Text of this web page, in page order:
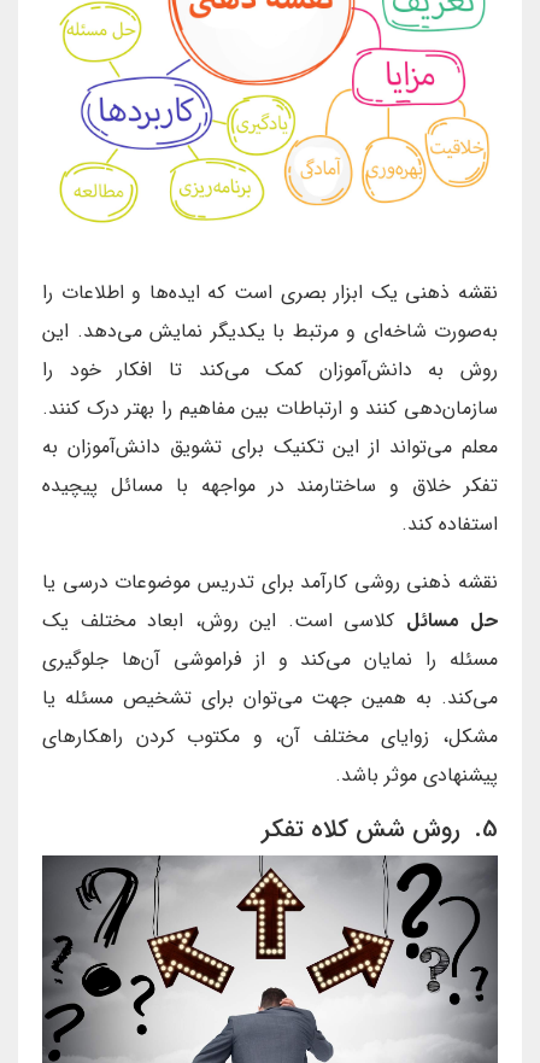
نقشه ذهنی یک ابزار بصری است که ایده‌ها و اطلاعات را
به‌صورت شاخه‌ای و مرتبط با یکدیگر نمایش می‌دهد. این
روش به دانش‌آموزان کمک می‌کند تا افکار خود را
سازمان‌دهی کنند و ارتباطات بین مفاهیم را بهتر درک کنند.
معلم می‌تواند از این تکنیک برای تشویق دانش‌آموزان به
تفکر خلاق و ساختارمند در مواجهه با مسائل پیچیده
استفاده کند.
نقشه ذهنی روشی کارآمد برای تدریس موضوعات درسی یا
حل مسائل کلاسی است. این روش، ابعاد مختلف یک
مسئله را نمایان می‌کند و از فراموشی آن‌ها جلوگیری
می‌کند. به همین جهت می‌توان برای تشخیص مسئله یا
مشکل، زوایای مختلف آن، و مکتوب کردن راهکارهای
پیشنهادی موثر باشد.
5. روش شش کلاه تفکر